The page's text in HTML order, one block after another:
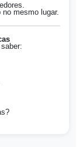
mesmo lugar.